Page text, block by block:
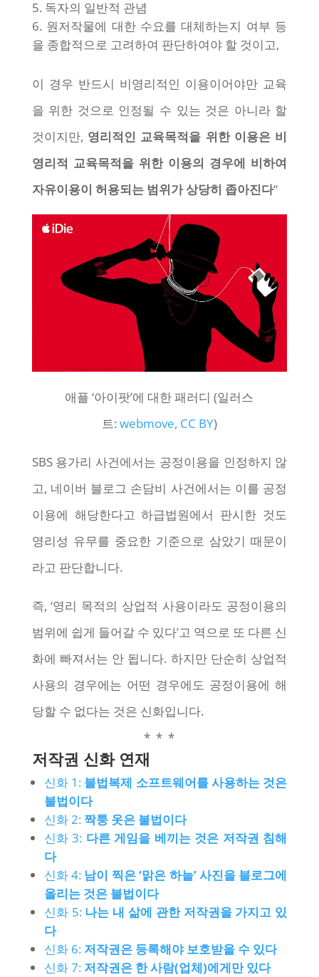
독자의 일반적 관념
원저작물에 대한 수요를 대체하는지 여부 등
을 종합적으로 고려하여 판단하여야 할 것이고,
이 경우 반드시 비영리적인 이용이어야만 교육
을 위한 것으로 인정될 수 있는 것은 아니라 할
것이지만, 영리적인 교육목적을 위한 이용은 비
영리적 교육목적을 위한 이용의 경우에 비하여
자유이용이 허용되는 범위가 상당히 좁아진다“
애플 ‘아이팟’에 대한 패러디 (일러스
트: webmove, CC BY)
SBS 용가리 사건에서는 공정이용을 인정하지 않
고, 네이버 블로그 손담비 사건에서는 이를 공정
이용에 해당한다고 하급법원에서 판시한 것도
영리성 유무를 중요한 기준으로 삼았기 때문이
라고 판단합니다.
즉, ‘영리 목적의 상업적 사용이라도 공정이용의
범위에 쉽게 들어갈 수 있다’고 역으로 또 다른 신
화에 빠져서는 안 됩니다. 하지만 단순히 상업적
사용의 경우에는 어떤 경우에도 공정이용에 해
당할 수 없다는 것은 신화입니다.
* * *
저작권 신화 연재
신화 1: 불법복제 소프트웨어를 사용하는 것은
불법이다
신화 2: 짝퉁 옷은 불법이다
신화 3: 다른 게임을 베끼는 것은 저작권 침해
다
신화 4: 남이 찍은 ‘맑은 하늘’ 사진을 블로그에
올리는 것은 불법이다
신화 5: 나는 내 삶에 관한 저작권을 가지고 있
다
신화 6: 저작권은 등록해야 보호받을 수 있다
신화 7: 저작권은 한 사람(업체)에게만 있다